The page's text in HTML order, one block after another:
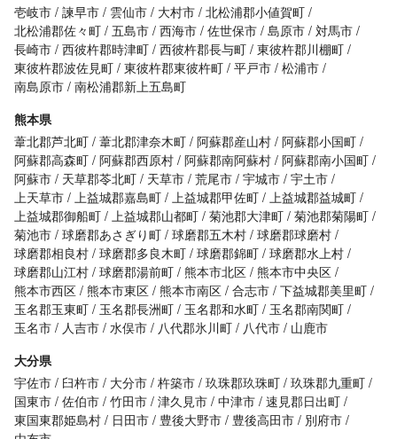
壱岐市 諫早市 雲仙市 大村市 北松浦郡小値賀町
北松浦郡佐々町 五島市 西海市 佐世保市 島原市 対馬市
長崎市 西彼杵郡時津町 西彼杵郡長与町 東彼杵郡川棚町
東彼杵郡波佐見町 東彼杵郡東彼杵町 平戸市 松浦市
南島原市 南松浦郡新上五島町
熊本県
葦北郡芦北町 葦北郡津奈木町 阿蘇郡産山村 阿蘇郡小国町
阿蘇郡高森町 阿蘇郡西原村 阿蘇郡南阿蘇村 阿蘇郡南小国町
阿蘇市
天草郡苓北町 天草市 荒尾市 宇城市 宇土市
上天草市 上益城郡嘉島町 上益城郡甲佐町 上益城郡益城町
上益城郡御船町 上益城郡山都町 菊池郡大津町 菊池郡菊陽町
菊池市 球磨郡あさぎり町 球磨郡五木村 球磨郡球磨村
球磨郡相良村 球磨郡多良木町 球磨郡錦町 球磨郡水上村
球磨郡山江村 球磨郡湯前町 熊本市北区 熊本市中央区
熊本市西区 熊本市東区 熊本市南区 合志市 下益城郡美里町
玉名郡玉東町
玉名郡長洲町 玉名郡和水町
玉名郡南関町
玉名市
人吉市 水俣市 八代郡氷川町 八代市
山鹿市
大分県
宇佐市
臼杵市 大分市 杵築市 玖珠郡玖珠町 玖珠郡九重町
国東市 佐伯市 竹田市 津久見市 中津市 速見郡日出町
東国東郡姫島村
日田市 豊後大野市 豊後高田市
別府市